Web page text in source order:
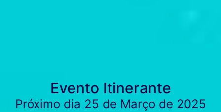
Evento Itinerante
Próximo dia 25 de Março de 2025